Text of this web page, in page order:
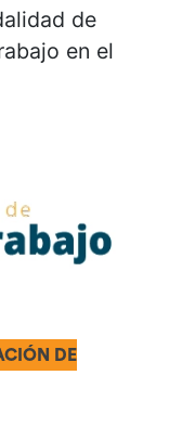
de
en el
DE